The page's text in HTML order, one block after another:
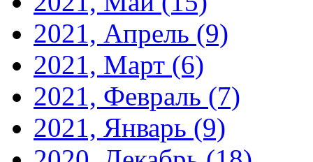
2021, Апрель (9)
2021, Март (6)
2021, Февраль (7)
2021, Январь (9)